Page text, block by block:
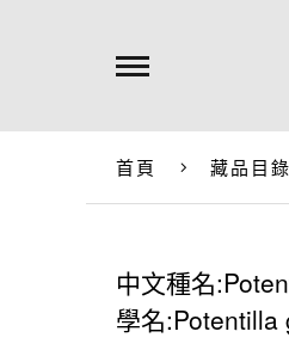
首頁 藏品目錄
中文種名
學名